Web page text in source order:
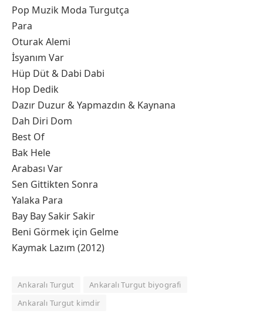
Pop Muzik Moda Turgutça
Para
Oturak Alemi
İsyanım Var
Hüp Düt & Dabi Dabi
Hop Dedik
Dazır Duzur & Yapmazdın & Kaynana
Dah Diri Dom
Best Of
Bak Hele
Arabası Var
Sen Gittikten Sonra
Yalaka Para
Bay Bay Sakir Sakir
Beni Görmek için Gelme
Kaymak Lazım (2012)
Ankaralı Turgut
Ankaralı Turgut biyografi
Ankaralı Turgut kimdir